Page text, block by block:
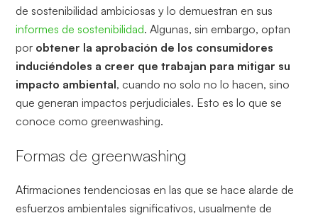
de sostenibilidad ambiciosas y lo demuestran en sus
informes de sostenibilidad. Algunas, sin embargo, optan
por obtener la aprobación de los consumidores
induciéndoles a creer que trabajan para mitigar su
impacto ambiental, cuando no solo no lo hacen, sino
que generan impactos perjudiciales. Esto es lo que se
conoce como greenwashing.
Formas de greenwashing
Afirmaciones tendenciosas en las que se hace alarde de
esfuerzos ambientales significativos, usualmente de